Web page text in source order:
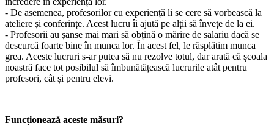
- De asemenea, profesorilor cu experiență li se cere să vorbească la
ateliere și conferințe. Acest lucru îi ajută pe alții să învețe de la ei.
- Profesorii au șanse mai mari să obțină o mărire de salariu dacă se
descurcă foarte bine în munca lor. În acest fel, le răsplătim munca
grea. Aceste lucruri s-ar putea să nu rezolve totul, dar arată că școala
noastră face tot posibilul să îmbunătățească lucrurile atât pentru
profesori, cât și pentru elevi.
Funcționează aceste măsuri?